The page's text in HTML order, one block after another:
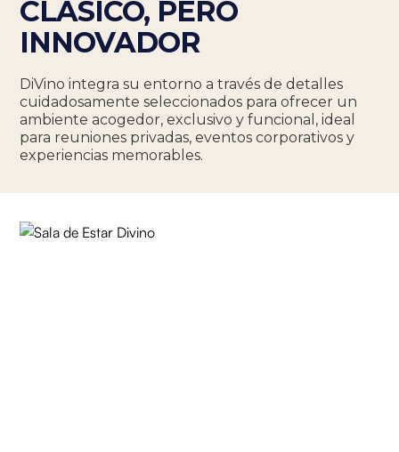
CLÁSICO, PERO
INNOVADOR
DiVino integra su entorno a través de detalles
cuidadosamente seleccionados para ofrecer un
ambiente acogedor, exclusivo y funcional, ideal
para reuniones privadas, eventos corporativos y
experiencias memorables.